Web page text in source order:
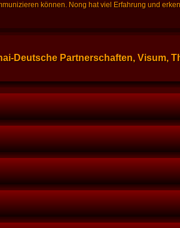
können. Nong hat viel Erfahrung und
Deutsche Partnerschaften, Visum,